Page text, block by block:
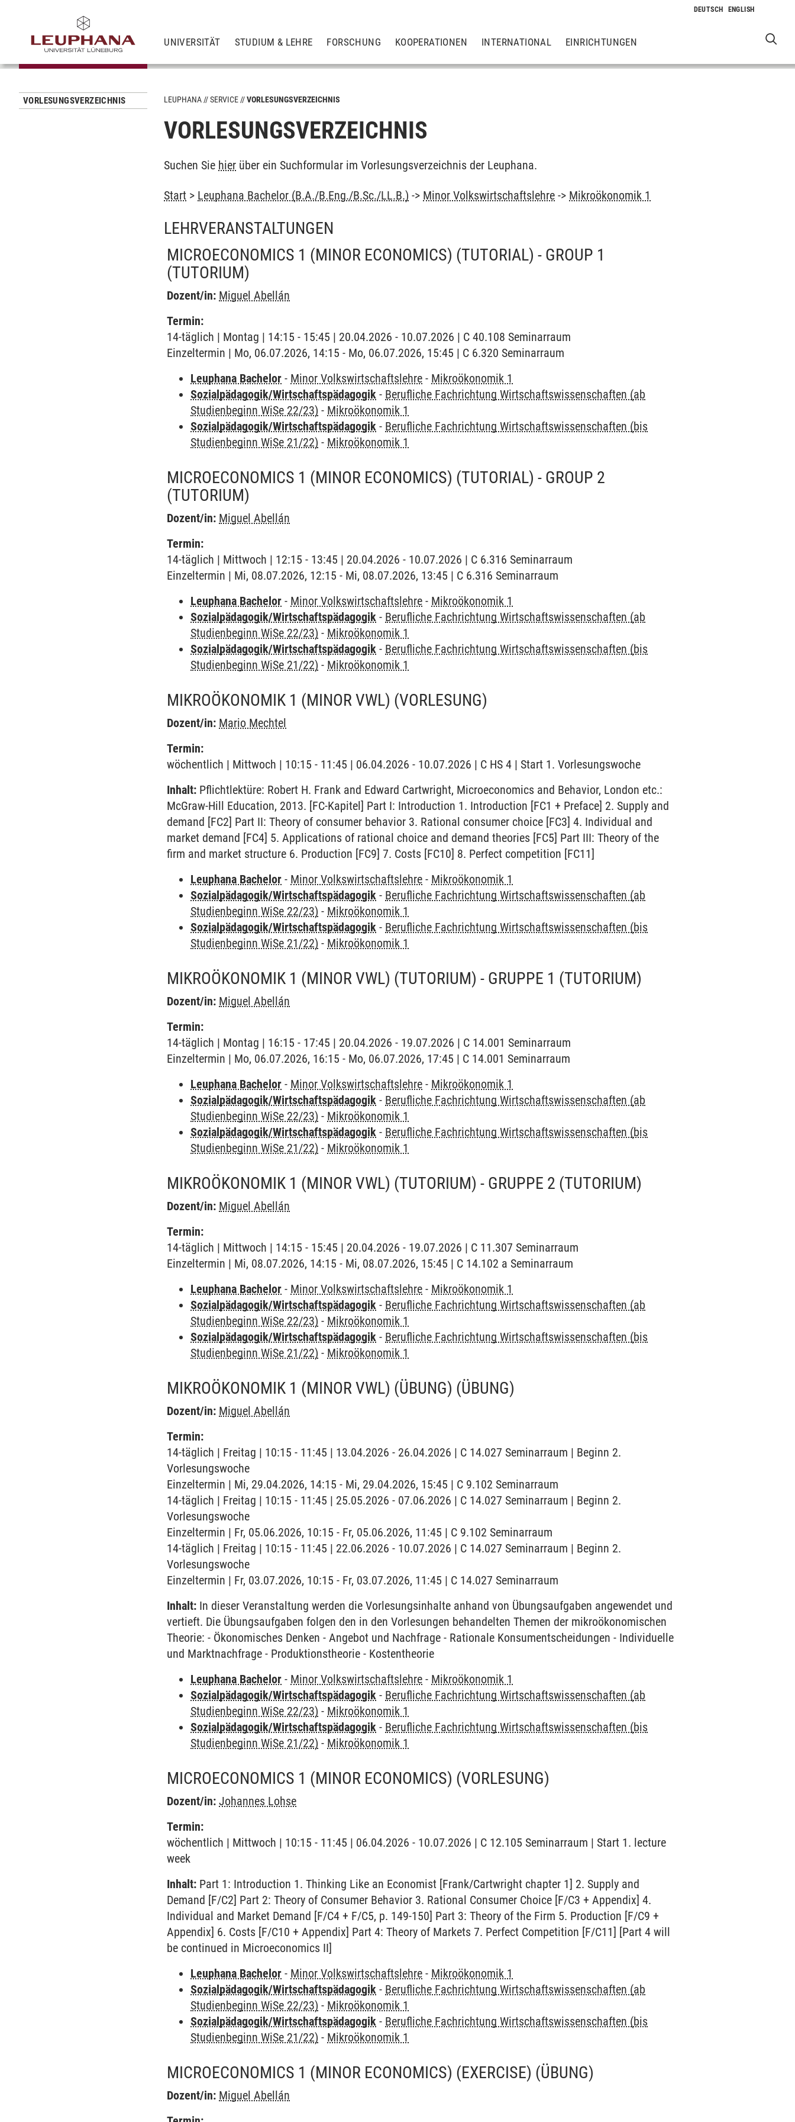
UNIVERSITÄT STUDIUM & LEHRE FORSCHUNG KOOPERATIONEN INTERNATIONAL EINRICHTUNGEN
VORLESUNGSVERZEICHNIS LEUPHANA SERVICE VORLESUNGSVERZEICHNIS
VORLESUNGSVERZEICHNIS
Suchen Sie hier über ein Suchformular im Vorlesungsverzeichnis der Leuphana.
Start > Leuphana Bachelor (B.A./B.Eng./B.Sc./LL.B.) -> Minor Volkswirtschaftslehre -> Mikroökonomik 1
LEHRVERANSTALTUNGEN
MICROECONOMICS 1 (MINOR ECONOMICS) (TUTORIAL) - GROUP 1
(TUTORIUM)
Dozent/in: Miguel Abellán
Termin:
14-täglich | Montag | 14:15 - 15:45 | 20.04.2026 - 10.07.2026 | C 40.108 Seminarraum
Einzeltermin | Mo, 06.07.2026, 14:15 - Mo, 06.07.2026, 15:45 | C 6.320 Seminarraum
Leuphana Bachelor - Minor Volkswirtschaftslehre - Mikroökonomik 1
Sozialpädagogik/Wirtschaftspädagogik - Berufliche Fachrichtung Wirtschaftswissenschaften (ab
Studienbeginn WiSe 22/23) - Mikroökonomik 1
Sozialpädagogik/Wirtschaftspädagogik - Berufliche Fachrichtung Wirtschaftswissenschaften (bis
Studienbeginn WiSe 21/22) - Mikroökonomik 1
MICROECONOMICS 1 (MINOR ECONOMICS) (TUTORIAL) - GROUP 2
(TUTORIUM)
Dozent/in: Miguel Abellán
Termin:
14-täglich | Mittwoch | 12:15 - 13:45 | 20.04.2026 - 10.07.2026 | C 6.316 Seminarraum
Einzeltermin | Mi, 08.07.2026, 12:15 - Mi, 08.07.2026, 13:45 | C 6.316 Seminarraum
Leuphana Bachelor - Minor Volkswirtschaftslehre - Mikroökonomik 1
Sozialpädagogik/Wirtschaftspädagogik - Berufliche Fachrichtung Wirtschaftswissenschaften (ab
Studienbeginn WiSe 22/23) - Mikroökonomik 1
Sozialpädagogik/Wirtschaftspädagogik - Berufliche Fachrichtung Wirtschaftswissenschaften (bis
Studienbeginn WiSe 21/22) - Mikroökonomik 1
MIKROÖKONOMIK 1 (MINOR VWL) (VORLESUNG)
Dozent/in: Mario Mechtel
Termin:
wöchentlich | Mittwoch | 10:15 - 11:45 | 06.04.2026 - 10.07.2026 | C HS 4 | Start 1. Vorlesungswoche
Inhalt: Pflichtlektüre: Robert H. Frank and Edward Cartwright, Microeconomics and Behavior, London etc.:
McGraw-Hill Education, 2013. [FC-Kapitel] Part I: Introduction 1. Introduction [FC1 + Preface] 2. Supply and
demand [FC2] Part II: Theory of consumer behavior 3. Rational consumer choice [FC3] 4. Individual and
market demand [FC4] 5. Applications of rational choice and demand theories [FC5] Part III: Theory of the
firm and market structure 6. Production [FC9] 7. Costs [FC10] 8. Perfect competition [FC11]
Leuphana Bachelor - Minor Volkswirtschaftslehre - Mikroökonomik 1
Sozialpädagogik/Wirtschaftspädagogik - Berufliche Fachrichtung Wirtschaftswissenschaften (ab
Studienbeginn WiSe 22/23) - Mikroökonomik 1
Sozialpädagogik/Wirtschaftspädagogik - Berufliche Fachrichtung Wirtschaftswissenschaften (bis
Studienbeginn WiSe 21/22) - Mikroökonomik 1
MIKROÖKONOMIK 1 (MINOR VWL) (TUTORIUM) - GRUPPE 1 (TUTORIUM)
Dozent/in: Miguel Abellán
Termin:
14-täglich | Montag | 16:15 - 17:45 | 20.04.2026 - 19.07.2026 | C 14.001 Seminarraum
Einzeltermin | Mo, 06.07.2026, 16:15 - Mo, 06.07.2026, 17:45 | C 14.001 Seminarraum
Leuphana Bachelor - Minor Volkswirtschaftslehre - Mikroökonomik 1
Sozialpädagogik/Wirtschaftspädagogik - Berufliche Fachrichtung Wirtschaftswissenschaften (ab
Studienbeginn WiSe 22/23) - Mikroökonomik 1
Sozialpädagogik/Wirtschaftspädagogik - Berufliche Fachrichtung Wirtschaftswissenschaften (bis
Studienbeginn WiSe 21/22) - Mikroökonomik 1
MIKROÖKONOMIK 1 (MINOR VWL) (TUTORIUM) - GRUPPE 2 (TUTORIUM)
Dozent/in: Miguel Abellán
Termin:
14-täglich | Mittwoch | 14:15 - 15:45 | 20.04.2026 - 19.07.2026 | C 11.307 Seminarraum
Einzeltermin | Mi, 08.07.2026, 14:15 - Mi, 08.07.2026, 15:45 | C 14.102 a Seminarraum
Leuphana Bachelor - Minor Volkswirtschaftslehre - Mikroökonomik 1
Sozialpädagogik/Wirtschaftspädagogik - Berufliche Fachrichtung Wirtschaftswissenschaften (ab
Studienbeginn WiSe 22/23) - Mikroökonomik 1
Sozialpädagogik/Wirtschaftspädagogik - Berufliche Fachrichtung Wirtschaftswissenschaften (bis
Studienbeginn WiSe 21/22) - Mikroökonomik 1
MIKROÖKONOMIK 1 (MINOR VWL) (ÜBUNG) (ÜBUNG)
Dozent/in: Miguel Abellán
Termin:
14-täglich | Freitag | 10:15 - 11:45 | 13.04.2026 - 26.04.2026 | C 14.027 Seminarraum | Beginn 2.
Vorlesungswoche
Einzeltermin | Mi, 29.04.2026, 14:15 - Mi, 29.04.2026, 15:45 | C 9.102 Seminarraum
14-täglich | Freitag | 10:15 - 11:45 | 25.05.2026 - 07.06.2026 | C 14.027 Seminarraum | Beginn 2.
Vorlesungswoche
Einzeltermin | Fr, 05.06.2026, 10:15 - Fr, 05.06.2026, 11:45 | C 9.102 Seminarraum
14-täglich | Freitag | 10:15 - 11:45 | 22.06.2026 - 10.07.2026 | C 14.027 Seminarraum | Beginn 2.
Vorlesungswoche
Einzeltermin | Fr, 03.07.2026, 10:15 - Fr, 03.07.2026, 11:45 | C 14.027 Seminarraum
Inhalt: In dieser Veranstaltung werden die Vorlesungsinhalte anhand von Übungsaufgaben angewendet und
vertieft. Die Übungsaufgaben folgen den in den Vorlesungen behandelten Themen der mikroökonomischen
Theorie: - Ökonomisches Denken - Angebot und Nachfrage - Rationale Konsumentscheidungen - Individuelle
und Marktnachfrage - Produktionstheorie - Kostentheorie
Leuphana Bachelor - Minor Volkswirtschaftslehre - Mikroökonomik 1
Sozialpädagogik/Wirtschaftspädagogik - Berufliche Fachrichtung Wirtschaftswissenschaften (ab
Studienbeginn WiSe 22/23) - Mikroökonomik 1
Sozialpädagogik/Wirtschaftspädagogik - Berufliche Fachrichtung Wirtschaftswissenschaften (bis
Studienbeginn WiSe 21/22) - Mikroökonomik 1
MICROECONOMICS 1 (MINOR ECONOMICS) (VORLESUNG)
Dozent/in: Johannes Lohse
Termin:
wöchentlich | Mittwoch | 10:15 - 11:45 | 06.04.2026 - 10.07.2026 | C 12.105 Seminarraum | Start 1. lecture
week
Inhalt: Part 1: Introduction 1. Thinking Like an Economist [Frank/Cartwright chapter 1] 2. Supply and
Demand [F/C2] Part 2: Theory of Consumer Behavior 3. Rational Consumer Choice [F/C3 + Appendix] 4.
Individual and Market Demand [F/C4 + F/C5, p. 149-150] Part 3: Theory of the Firm 5. Production [F/C9 +
Appendix] 6. Costs [F/C10 + Appendix] Part 4: Theory of Markets 7. Perfect Competition [F/C11] [Part 4 will
be continued in Microeconomics II]
Leuphana Bachelor - Minor Volkswirtschaftslehre - Mikroökonomik 1
Sozialpädagogik/Wirtschaftspädagogik - Berufliche Fachrichtung Wirtschaftswissenschaften (ab
Studienbeginn WiSe 22/23) - Mikroökonomik 1
Sozialpädagogik/Wirtschaftspädagogik - Berufliche Fachrichtung Wirtschaftswissenschaften (bis
Studienbeginn WiSe 21/22) - Mikroökonomik 1
MICROECONOMICS 1 (MINOR ECONOMICS) (EXERCISE) (ÜBUNG)
Dozent/in: Miguel Abellán